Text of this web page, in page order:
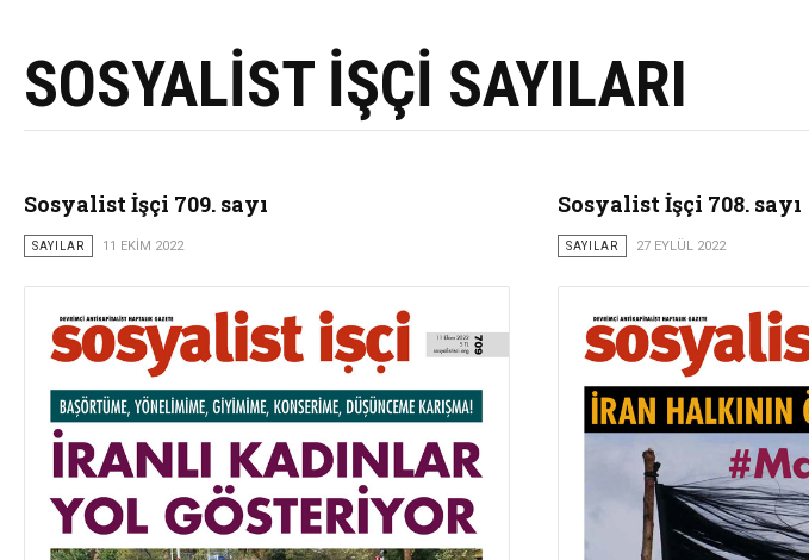
SOSYALİST İŞÇİ SAYILARI
Sosyalist İşçi 709. sayı
SAYILAR 11 EKIM 2022
Sosyalist İşçi 708. sayı
SAYILAR 27 EYLÜL 2022